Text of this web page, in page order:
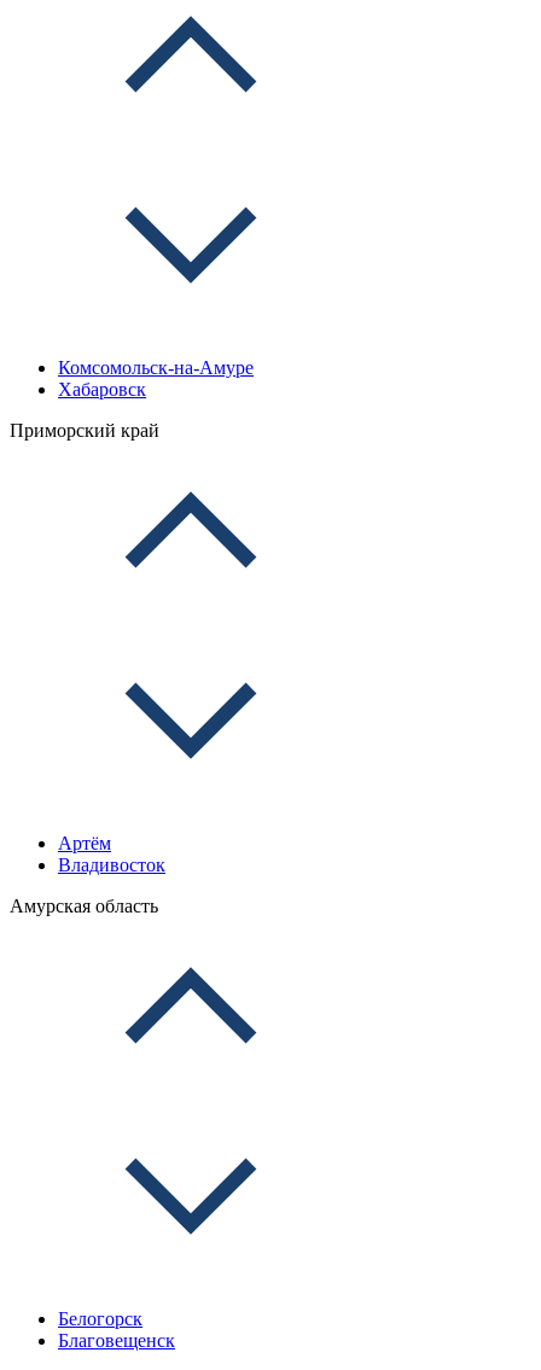
Комсомольск-на-Амуре
Хабаровск
Приморский край
Артём
Владивосток
Амурская область
Белогорск
Благовещенск